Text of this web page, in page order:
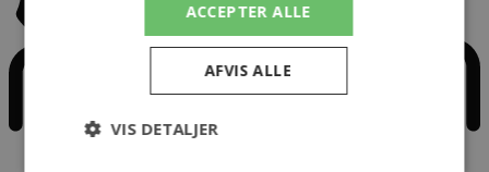
ACCEPTER ALLE
AFVIS ALLE
VIS DETALJER